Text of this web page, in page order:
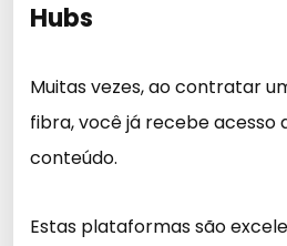
Hubs
Muitas vezes, ao contratar
fibra, você já recebe acesso
conteúdo.
Estas plataformas são